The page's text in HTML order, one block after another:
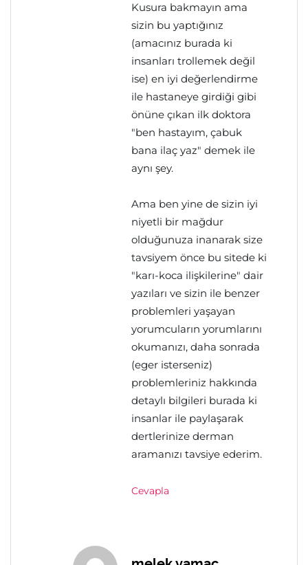
Kusura bakmayın ama
sizin bu yaptığınız
(amacınız burada ki
insanları trollemek değil
ise) en iyi değerlendirme
ile hastaneye girdiği gibi
önüne çıkan ilk doktora
"ben hastayım, çabuk
bana ilaç yaz" demek ile
aynı şey.
Ama ben yine de sizin iyi
niyetli bir mağdur
olduğunuza inanarak size
tavsiyem önce bu sitede ki
"karı-koca ilişkilerine" dair
yazıları ve sizin ile benzer
problemleri yaşayan
yorumcuların yorumlarını
okumanızı, daha sonrada
(eger isterseniz)
problemleriniz hakkında
detaylı bilgileri burada ki
insanlar ile paylaşarak
dertlerinize derman
aramanızı tavsiye ederim.
Cevapla